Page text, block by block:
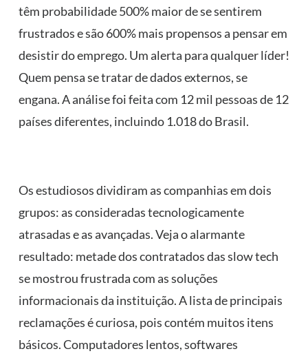
têm probabilidade 500% maior de se sentirem
frustrados e são 600% mais propensos a pensar em
desistir do emprego. Um alerta para qualquer líder!
Quem pensa se tratar de dados externos, se
engana. A análise foi feita com 12 mil pessoas de 12
países diferentes, incluindo 1.018 do Brasil.
Os estudiosos dividiram as companhias em dois
grupos: as consideradas tecnologicamente
atrasadas e as avançadas. Veja o alarmante
resultado: metade dos contratados das slow tech
se mostrou frustrada com as soluções
informacionais da instituição. A lista de principais
reclamações é curiosa, pois contém muitos itens
básicos. Computadores lentos, softwares